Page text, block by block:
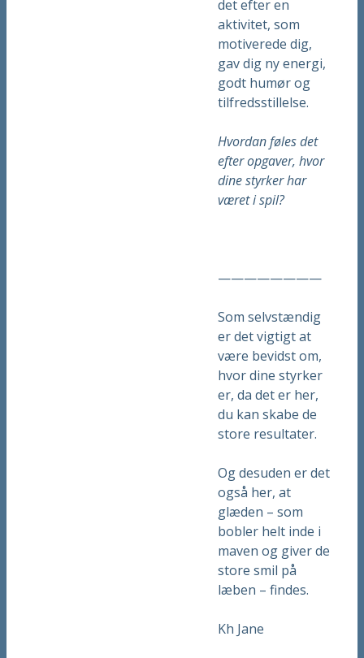
det efter en
aktivitet, som
motiverede dig,
gav dig ny energi,
godt humør og
tilfredsstillelse.
Hvordan føles det
efter opgaver, hvor
dine styrker har
været i spil?
————————
Som selvstændig
er det vigtigt at
være bevidst om,
hvor dine styrker
er, da det er her,
du kan skabe de
store resultater.
Og desuden er det
også her, at
glæden – som
bobler helt inde i
maven og giver de
store smil på
læben – findes.
Kh Jane